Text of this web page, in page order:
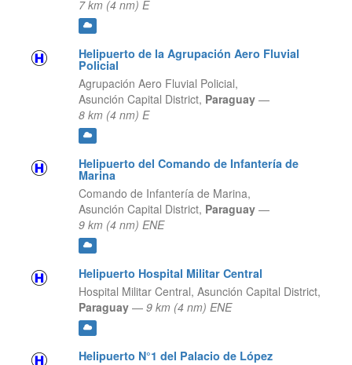
7 km (4 nm) E
Helipuerto de la Agrupación Aero Fluvial
Policial
Agrupación Aero Fluvial Policial,
Asunción Capital District, Paraguay —
8 km (4 nm) E
Helipuerto del Comando de Infantería de
Marina
Comando de Infantería de Marina,
Asunción Capital District, Paraguay —
9 km (4 nm) ENE
Helipuerto Hospital Militar Central
Hospital Militar Central, Asunción Capital District,
Paraguay — 9 km (4 nm) ENE
Helipuerto N°1 del Palacio de López